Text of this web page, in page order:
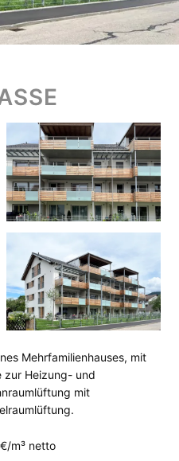
Mehrfamilienhauses, mit
zur Heizung- und
mit
m³ netto